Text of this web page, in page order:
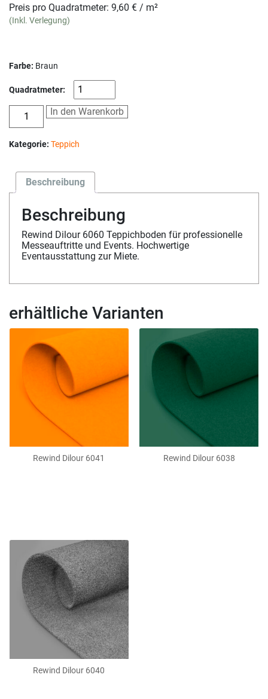
Preis pro Quadratmeter: 9,60 € / m²
(Inkl. Verlegung)
Farbe: Braun
Quadratmeter:
In den Warenkorb
Kategorie: Teppich
Beschreibung
Beschreibung
Rewind Dilour 6060 Teppichboden für professionelle
Messeauftritte und Events. Hochwertige
Eventausstattung zur Miete.
erhältliche Varianten
Rewind Dilour 6041 Rewind Dilour 6038
Rewind Dilour 6040